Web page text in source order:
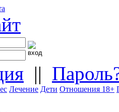
||
Лечение Дети Отношения 18+